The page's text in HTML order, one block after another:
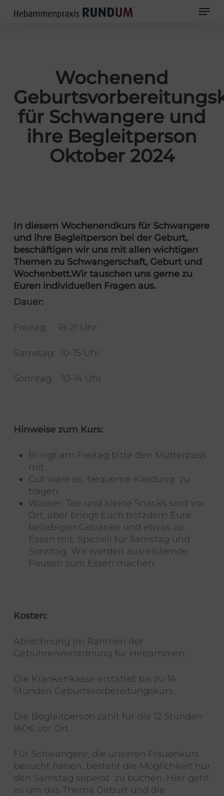
Menu
Wochenend
für Schwangere und
ihre Begleitperson
Oktober 2024
In diesem Wochenendkurs für Schwangere
und ihre Begleitperson bei der Geburt,
beschäftigen wir uns mit allen wichtigen
Themen zu Schwangerschaft, Geburt und
Wochenbett.Wir tauschen uns gerne zu
Euren individuellen Fragen aus.
Dauer:
Freitag: 18-21 Uhr
Samstag: 10-15 Uhr
Sonntag: 10-14 Uhr
Hinweise zum Kurs:
Bringt am Freitag bitte den Mutterpass
mit.
Gut wäre es, bequeme Kleidung zu
tragen.
Wasser, Tee und kleine Snacks sind vor
Ort, aber bringt Euch trotzdem Eure
beliebigen Getränke und etwas zu
Essen mit. Speziell für Samstag und
Sonntag. Wir werden ausreichende
Pausen zum Essen machen.
Kosten:
Abrechnung im Rahmen der
Gebührenverordnung für Hebammen.
Die Krankenkasse erstattet bis zu 14
Stunden Geburtsvorbereitungskurs.
Die Begleitperson zahlt für die 12 Stunden
160€ vor Ort.
Für Schwangere, die unseren Frauenkurs
besucht haben, besteht die Möglichkeit nur
den Samstag seperat zu buchen. Hier geht
es um das Thema Geburt und die